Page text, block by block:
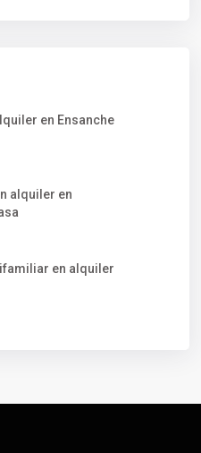
en Ensanche
alquiler en
en alquiler